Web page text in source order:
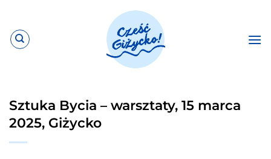
zawartości
Sztuka Bycia – warsztaty, 15 marca
2025, Giżycko